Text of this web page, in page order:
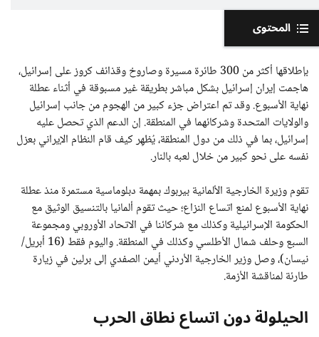
المحتوى
بإطلاقها أكثر من 300 طائرة مسيرة وصاروخ وقذائف كروز على إسرائيل،
هاجمت إيران إسرائيل بشكل مباشر بطريقة غير مسبوقة في أثناء عطلة
نهاية الأسبوع. وقد تم اعتراض جزء كبير من الهجوم من جانب إسرائيل
والولايات المتحدة وشركائهما في المنطقة. إن الدعم الذي تحصل عليه
إسرائيل، بما في ذلك من دول المنطقة، يُظهِر كيف قام النظام الإيراني بعزل
نفسه على نحو كبير من خلال لعبه بالنار.
تقوم وزيرة الخارجية الألمانية بيربوك بمهمة دبلوماسية مستمرة منذ عطلة
نهاية الأسبوع لمنع اتساع النزاع؛ حيث تقوم ألمانيا بالتنسيق الوثيق مع
الحكومة الإسرائيلية وكذلك مع شركائنا في الاتحاد الأوروبي ومجموعة
السبع وحلف شمال الأطلسي وكذلك في المنطقة. واليوم فقط (16 أبريل/
نيسان)، وصل وزير الخارجية الأردني أيمن الصفدي إلى برلين في زيارة
طارئة لمناقشة الأزمة.
الحيلولة دون اتساع نطاق الحرب